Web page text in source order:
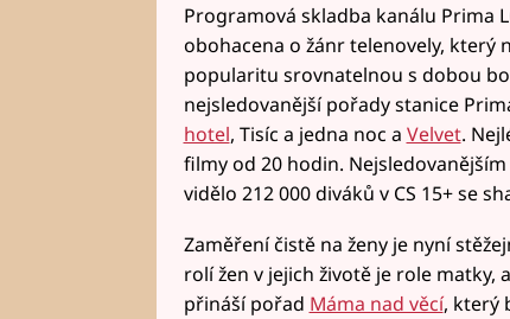
Programová skladba kanálu Prima
obohacena o žánr telenovely, který
popularitu srovnatelnou s dobou
nejsledovanější pořady stanice
hotel, Tisíc a jedna noc a Velvet.
filmy od 20 hodin.
vidělo 212 000 diváků v CS 15+ se
Zaměření čistě na ženy je nyní
rolí žen v jejich životě je role matky,
přináší pořad Máma nad věcí, který